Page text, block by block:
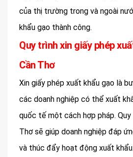
của thị trường trong và ngoài
khẩu gạo thành công.
Quy trình xin giấy phép
Cần Thơ
Xin giấy phép xuất khẩu gạo là
các doanh nghiệp có thể xuất
quốc tế một cách hợp pháp. Quy
Thơ sẽ giúp doanh nghiệp đáp
và thúc đẩy hoạt động xuất